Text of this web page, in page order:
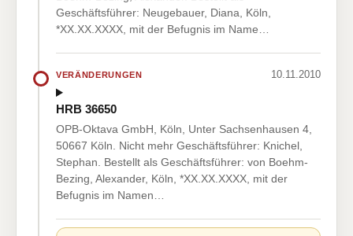
Geschäftsführer: Neugebauer, Diana, Köln,
*XX.XX.XXXX, mit der Befugnis im Name…
VERÄNDERUNGEN 10.11.2010
HRB 36650
OPB-Oktava GmbH, Köln, Unter Sachsenhausen 4,
50667 Köln. Nicht mehr Geschäftsführer: Knichel,
Stephan. Bestellt als Geschäftsführer: von Boehm-
Bezing, Alexander, Köln, *XX.XX.XXXX, mit der
Befugnis im Namen…